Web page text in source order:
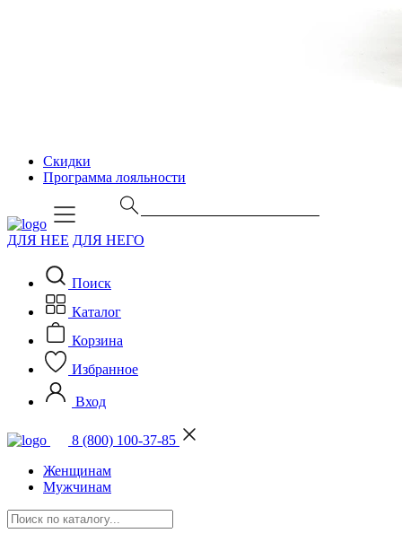
Скидки
Программа лояльности
ДЛЯ НЕЕ ДЛЯ НЕГО
Поиск
Каталог
Корзина
Избранное
Вход
8 (800) 100-37-85
Женщинам
Мужчинам